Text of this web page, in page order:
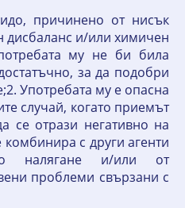
причинено от нисък
дисбаланс и/или химичен
му не би била
за да подобри
Употребата му е опасна
случай, когато приемът
се отрази негативно на
комбинира с други агенти
налягане и/или от
проблеми свързани с